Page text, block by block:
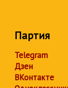
Партия
Telegram
Дзен
ВКонтакте